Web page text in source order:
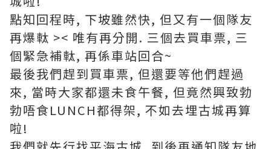
點知回程時, 下坡雖然快, 但又有一個隊友
再爆軚 >< 唯有再分開. 三個去買車票, 三
個緊急補軚, 再係車站回合~
最後我們趕到買車票, 但還要等他們趕過
來, 當時大家都還未食午餐, 但竟然興致勃
勃唔食LUNCH都得架, 不如去埋古城再算
啦!